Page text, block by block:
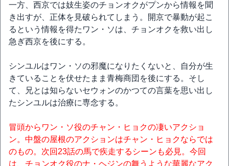
一方、西京では妓生姿のチョンオクがプンから情報を聞
き出すが、正体を見破られてしまう。開京で暴動が起こ
るという情報を得たワン・ソは、チョンオクを救い出し
急ぎ西京を後にする。
シンユルはワン・ソの邪魔になりたくないと、自分が生
きていることを伏せたまま青梅商団を後にする。そし
て、兄とは知らないセウォンのかつての言葉を思い出し
たシンユルは治療に専念する。
冒頭からワン・ソ役のチャン・ヒョクの凄いアクショ
ン。中盤の屋根のアクションはチャン・ヒョクならでは
のもの。次回23話の馬で疾走するシーンも必見。今回
は、チョンオク役のナ・ヘジンの舞うような華麗なアク